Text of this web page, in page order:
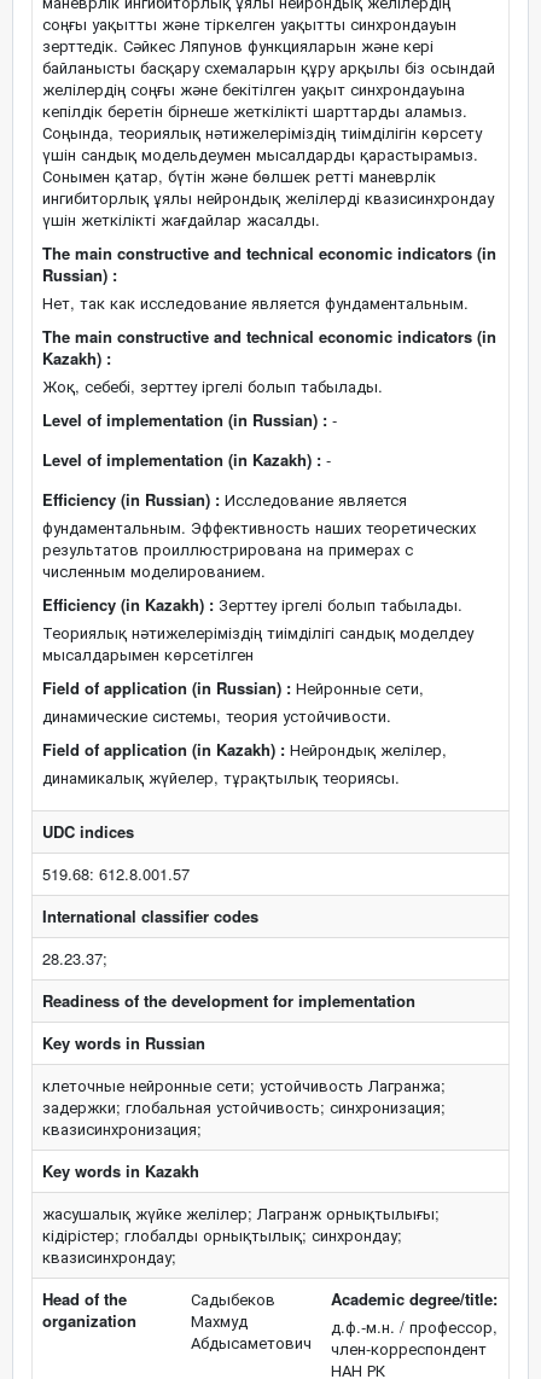
соңғы уақытты және тіркелген уақытты синхрондауын
зерттедік. Сәйкес Ляпунов функцияларын және кері
байланысты басқару схемаларын құру арқылы біз осындай
желілердің соңғы және бекітілген уақыт синхрондауына
кепілдік беретін бірнеше жеткілікті шарттарды аламыз.
Соңында, теориялық нәтижелеріміздің тиімділігін көрсету
үшін сандық модельдеумен мысалдарды қарастырамыз.
Сонымен қатар, бүтін және бөлшек ретті маневрлік
ингибиторлық ұялы нейрондық желілерді квазисинхрондау
үшін жеткілікті жағдайлар жасалды.
The main constructive and technical economic indicators (in
Russian) :
Нет, так как исследование является фундаментальным.
The main constructive and technical economic indicators (in
Kazakh) :
Жоқ, себебі, зерттеу іргелі болып табылады.
Level of implementation (in Russian) : -
Level of implementation (in Kazakh) : -
Efficiency (in Russian) : Исследование является
фундаментальным. Эффективность наших теоретических
результатов проиллюстрирована на примерах с
численным моделированием.
Efficiency (in Kazakh) : Зерттеу іргелі болып табылады.
Теориялық нәтижелеріміздің тиімділігі сандық моделдеу
мысалдарымен көрсетілген
Field of application (in Russian) : Нейронные сети,
динамические системы, теория устойчивости.
Field of application (in Kazakh) : Нейрондық желілер,
динамикалық жүйелер, тұрақтылық теориясы.
UDC indices
519.68: 612.8.001.57
International classifier codes
28.23.37;
Readiness of the development for implementation
Key words in Russian
клеточные нейронные сети; устойчивость Лагранжа;
задержки; глобальная устойчивость; синхронизация;
квазисинхронизация;
Key words in Kazakh
жасушалық жүйке желілер; Лагранж орнықтылығы;
кідірістер; глобалды орнықтылық; синхрондау;
квазисинхрондау;
Head of the
organization
Садыбеков
Махмуд
Абдысаметович
Academic degree/title:
д.ф.-м.н. / профессор,
член-корреспондент
НАН РК